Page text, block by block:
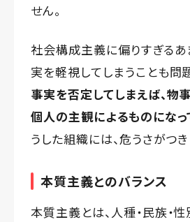
せん。
社会構成主義に偏りすぎるあ
実を軽視してしまうことも問
事実を否定してしまえば、物
個人の主観によるものになっ
うした組織には、危うさがつき
本質主義とのバランス
本質主義とは、人種・民族・